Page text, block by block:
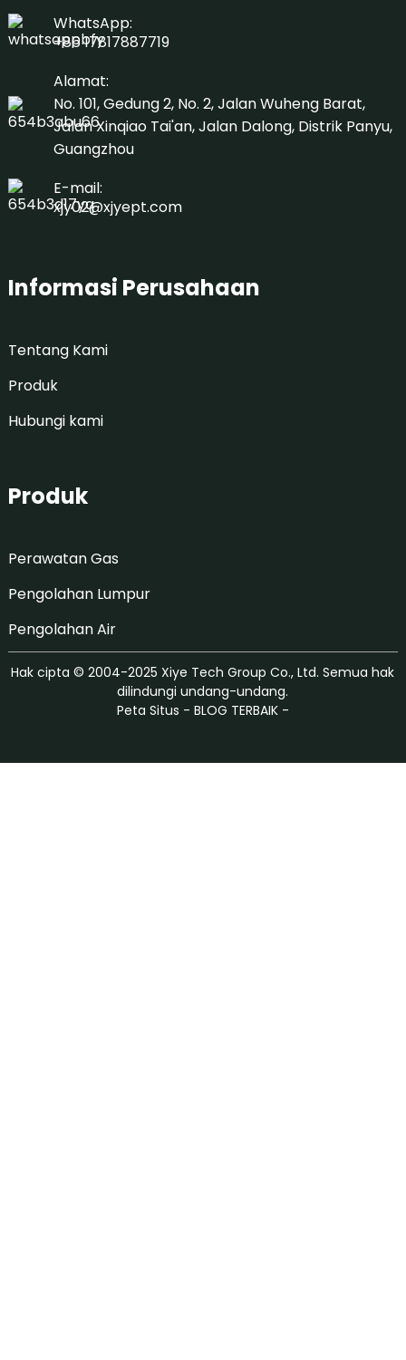
WhatsApp:
+86 17817887719
Alamat:
No. 101, Gedung 2, No. 2, Jalan Wuheng Barat,
Jalan Xinqiao Tai'an, Jalan Dalong, Distrik Panyu,
Guangzhou
E-mail:
xjy02@xjyept.com
Informasi Perusahaan
Tentang Kami
Produk
Hubungi kami
Produk
Perawatan Gas
Pengolahan Lumpur
Pengolahan Air
Hak cipta © 2004-2025 Xiye Tech Group Co., Ltd. Semua hak
dilindungi undang-undang.
Peta Situs - BLOG TERBAIK -